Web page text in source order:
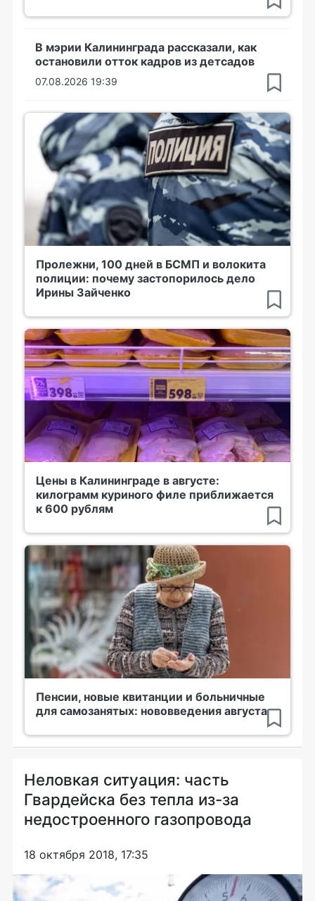
В мэрии Калининграда рассказали, как
остановили отток кадров из детсадов
07.08.2026 19:39
Пролежни, 100 дней в БСМП и волокита
полиции: почему застопорилось дело
Ирины Зайченко
Цены в Калининграде в августе:
килограмм куриного филе приближается
к 600 рублям
Пенсии, новые квитанции и больничные
для самозанятых: нововведения августа
Неловкая ситуация: часть
Гвардейска без тепла из-за
недостроенного газопровода
18 октября 2018, 17:35